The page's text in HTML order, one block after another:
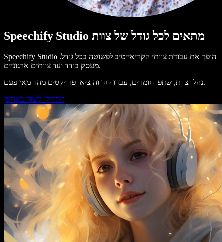
Speechify Studio מתאים לכל גודל של צוות
Speechify Studio הופך את עבודת צוותי הקריאייטיב לפשוטה בכל גודל.
מעסק בודד ועד צוותים ארגוניים.
נהלו צוות, שתפו חומרים, עבדו יחד והוציאו פרויקטים מהר מאי פעם.
התחילו ליצור באולפן